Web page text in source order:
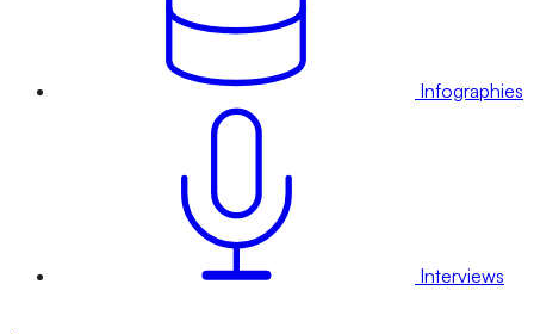
Infographies
Interviews